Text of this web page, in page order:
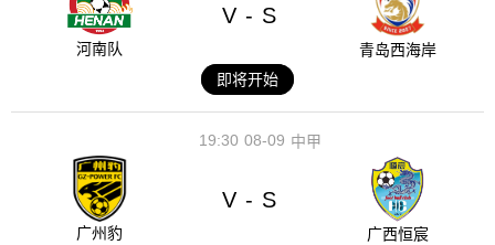
河南队
V - S
青岛西海岸
即将开始
08-09
19:30 中甲
广州豹
V - S
广西恒宸